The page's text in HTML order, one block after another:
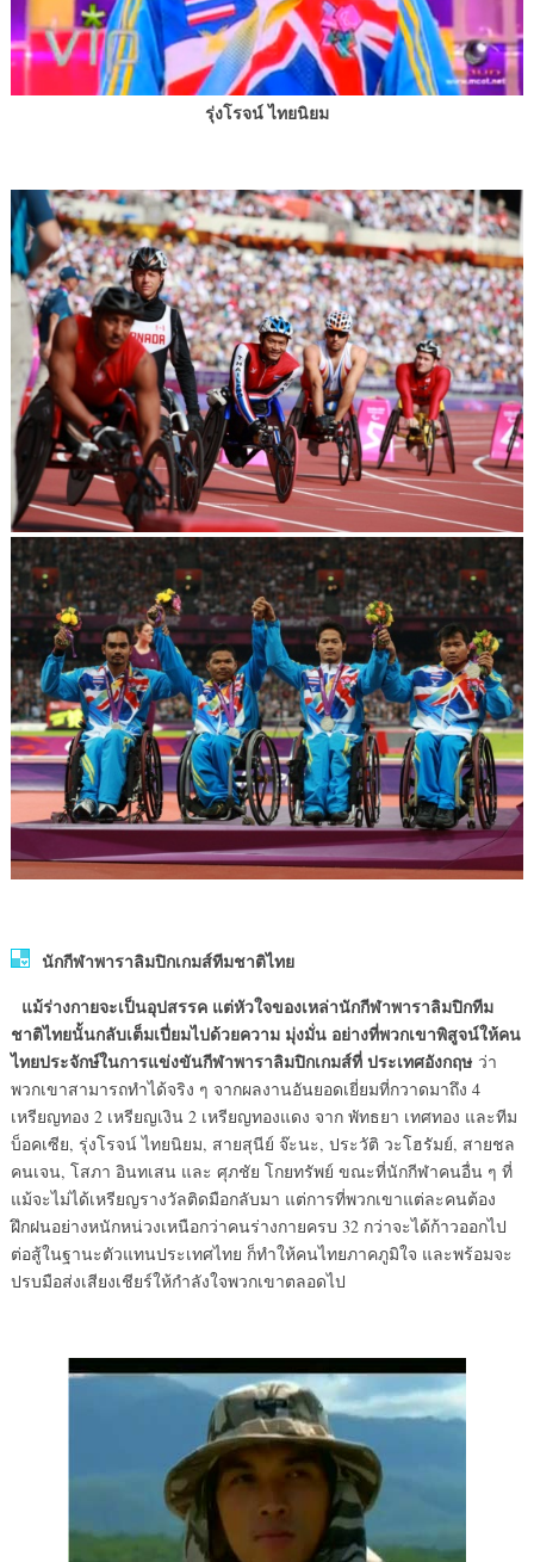
รุ่งโรจน์ ไทยนิยม
นักกีฬาพาราลิมปิกเกมส์ทีมชาติไทย
แม้ร่างกายจะเป็นอุปสรรค แต่หัวใจของเหล่านักกีฬาพาราลิมปิกทีม
ชาติไทยนั้นกลับเต็มเปี่ยมไปด้วยความ มุ่งมั่น อย่างที่พวกเขาพิสูจน์ให้คน
ไทยประจักษ์ในการแข่งขันกีฬาพาราลิมปิกเกมส์ที่ ประเทศอังกฤษว่า
พวกเขาสามารถทำได้จริง ๆ จากผลงานอันยอดเยี่ยมที่กวาดมาถึง 4
เหรียญทอง 2 เหรียญเงิน 2 เหรียญทองแดง จาก พัทธยา เทศทอง และทีม
บ็อคเซีย, รุ่งโรจน์ ไทยนิยม, สายสุนีย์ จ๊ะนะ, ประวัติ วะโฮรัมย์, สายชล
คนเจน, โสภา อินทเสน และ ศุภชัย โกยทรัพย์ ขณะที่นักกีฬาคนอื่น ๆ ที่
แม้จะไม่ได้เหรียญรางวัลติดมือกลับมา แต่การที่พวกเขาแต่ละคนต้อง
ฝึกฝนอย่างหนักหน่วงเหนือกว่าคนร่างกายครบ 32 กว่าจะได้ก้าวออกไป
ต่อสู้ในฐานะตัวแทนประเทศไทย ก็ทำให้คนไทยภาคภูมิใจ และพร้อมจะ
ปรบมือส่งเสียงเชียร์ให้กำลังใจพวกเขาตลอดไป